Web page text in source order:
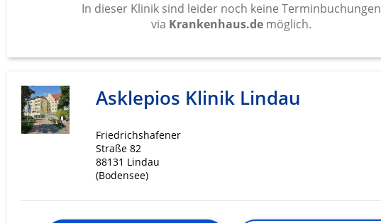
In dieser Klinik sind leider noch keine Terminbuchungen
via Krankenhaus.de möglich.
Asklepios Klinik Lindau
Friedrichshafener
Straße 82
88131 Lindau
(Bodensee)